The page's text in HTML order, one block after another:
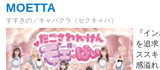
MOETTA
すすきの／キャバクラ（セクキャバ）
『イ
を追
スス
感溢